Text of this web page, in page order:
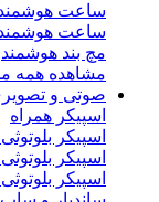
ساعت
ساعت هوشمند
مچ بند هوشمند
مشاهده همه
صوتی و
اسپیکر همراه
اسپیکر
اسپیکر
اسپیکر بلوتوثی